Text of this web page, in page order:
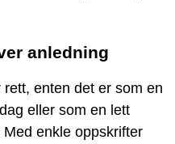
anledning
enten det er som en
eller som en lett
enkle oppskrifter